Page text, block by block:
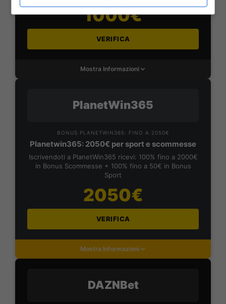
1000€
VERIFICA
Mostra Informazioni
PlanetWin365
BONUS PLANETWIN365: FINO A 2050€
Planetwin365: 2050€ per sport e scommesse
Iscrivendoti a PlanetWin365 ricevi: 100% fino a 2000€
in Bonus Scommesse + 100% fino a 50€ in Bonus
Sport
2050€
VERIFICA
Mostra Informazioni
DAZNBet